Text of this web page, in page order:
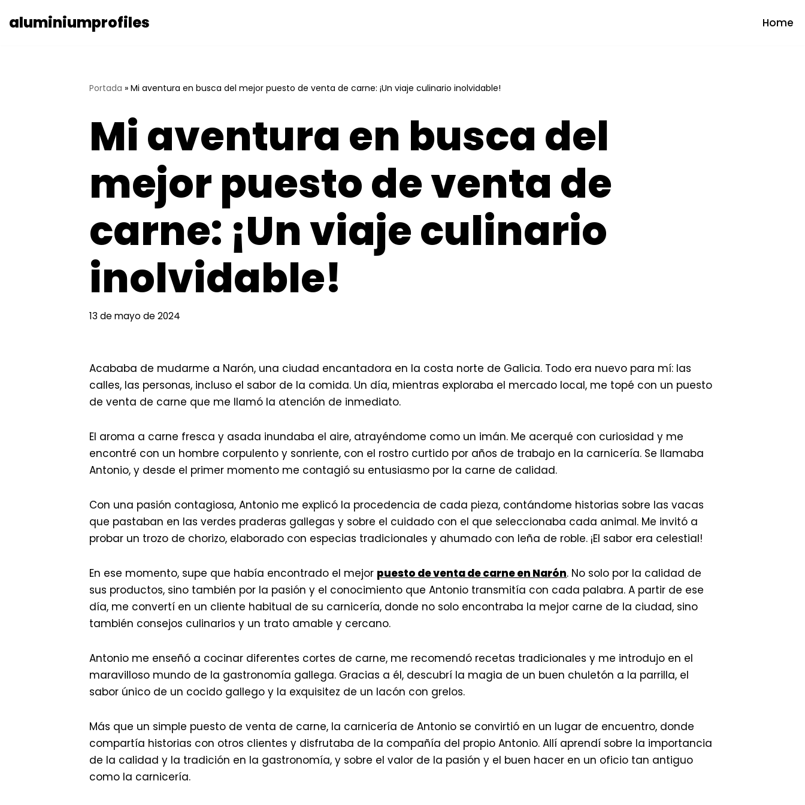
aluminiumprofiles Home
Portada »Mi aventura en busca del mejor puesto de venta de carne: ¡Un viaje culinario inolvidable!
Mi aventura en busca del
mejor puesto de venta de
carne: ¡Un viaje culinario
inolvidable!
13 de mayo de 2024
Acababa de mudarme a Narón, una ciudad encantadora en la costa norte de Galicia. Todo era nuevo para mí: las
calles, las personas, incluso el sabor de la comida. Un día, mientras exploraba el mercado local, me topé con un puesto
de venta de carne que me llamó la atención de inmediato.
El aroma a carne fresca y asada inundaba el aire, atrayéndome como un imán. Me acerqué con curiosidad y me
encontré con un hombre corpulento y sonriente, con el rostro curtido por años de trabajo en la carnicería. Se llamaba
Antonio, y desde el primer momento me contagió su entusiasmo por la carne de calidad.
Con una pasión contagiosa, Antonio me explicó la procedencia de cada pieza, contándome historias sobre las vacas
que pastaban en las verdes praderas gallegas y sobre el cuidado con el que seleccionaba cada animal. Me invitó a
probar un trozo de chorizo, elaborado con especias tradicionales y ahumado con leña de roble. ¡El sabor era celestial!
En ese momento, supe que había encontrado el mejor puesto de venta de carne en Narón. No solo por la calidad de
sus productos, sino también por la pasión y el conocimiento que Antonio transmitía con cada palabra. A partir de ese
día, me convertí en un cliente habitual de su carnicería, donde no solo encontraba la mejor carne de la ciudad, sino
también consejos culinarios y un trato amable y cercano.
Antonio me enseñó a cocinar diferentes cortes de carne, me recomendó recetas tradicionales y me introdujo en el
maravilloso mundo de la gastronomía gallega. Gracias a él, descubrí la magia de un buen chuletón a la parrilla, el
sabor único de un cocido gallego y la exquisitez de un lacón con grelos.
Más que un simple puesto de venta de carne, la carnicería de Antonio se convirtió en un lugar de encuentro, donde
compartía historias con otros clientes y disfrutaba de la compañía del propio Antonio. Allí aprendí sobre la importancia
de la calidad y la tradición en la gastronomía, y sobre el valor de la pasión y el buen hacer en un oficio tan antiguo
como la carnicería.